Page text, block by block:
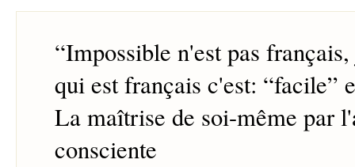
“Impossible n'est pas
qui est français c'est: “facile”
La maîtrise de soi-même par
consciente